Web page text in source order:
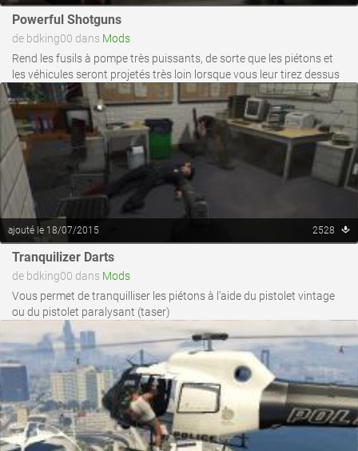
Powerful Shotguns
de bdking00 dans Mods
Rend les fusils à pompe très puissants, de sorte que les piétons et
les véhicules seront projetés très loin lorsque vous leur tirez dessus
ajouté le 18/07/2015 2528
Tranquilizer Darts
de bdking00 dans Mods
Vous permet de tranquilliser les piétons à l'aide du pistolet vintage
ou du pistolet paralysant (taser)